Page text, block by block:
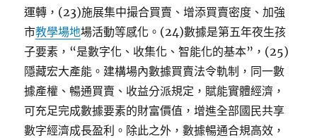
運轉，(23)施展集中撮合買賣、增添買賣密度、加強
市教學場地場活動等感化。(24)數據是第五年夜生孩
子要素，“是數字化、收集化、智能化的基本”，(25)
隱藏宏大產能。建構場內數據買賣法令軌制，同一數
據產權、暢通買賣、收益分派規定，賦能實體經濟，
可充足完成數據要素的財富價值，增進全部國民共享
數字經濟成長盈利。除此之外，數據暢通合規高效，